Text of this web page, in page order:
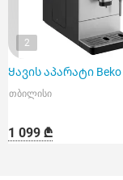
2
Ყავის აპარატი Beko
თბილისი
1 099 ₾